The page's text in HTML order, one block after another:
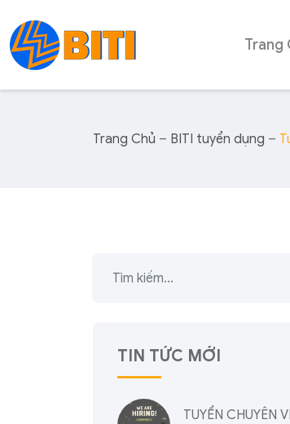
Trang
Trang Chủ – BITI tuyển dụng –
TIN TỨC MỚI
TUYỂN CHUYÊN